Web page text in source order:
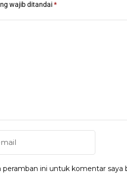
wajib ditandai*
ini untuk komentar saya